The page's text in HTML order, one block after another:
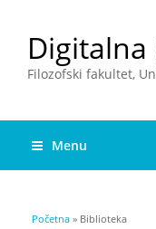
Filozofski fakultet,
Menu
You are here
Početna » Biblioteka